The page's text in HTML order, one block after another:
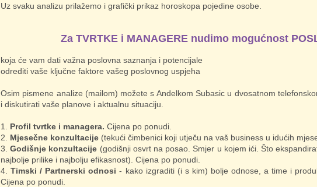
Uz svaku analizu prilažemo i grafički prikaz horoskopa pojedine osobe.
Za TVRTKE i MANAGERE nudimo mogućnost
koja će vam dati važna poslovna saznanja i potencijale
odrediti vaše ključne faktore vašeg poslovnog uspjeha
Osim pismene analize (mailom) možete s Andelkom Subasic u dvosatnom
i diskutirati vaše planove i aktualnu situaciju.
Profil tvrtke i managera. Cijena po ponudi.
Mjesečne konzultacije (tekući čimbenici koji utječu na vaš business u idućih
Godišnje konzultacije (godišnji osvrt na posao. Smjer u kojem ići. Što
najbolje prilike i najbolju efikasnost). Cijena po ponudi.
Timski / Partnerski odnosi - kako izgraditi (i s kim) bolje odnose, a time i
Cijena po ponudi.